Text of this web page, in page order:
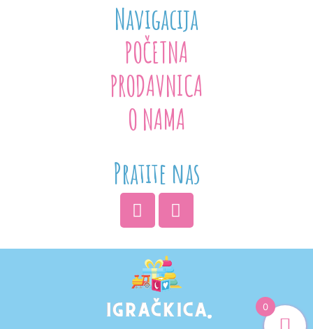
Navigacija
POČETNA
PRODAVNICA
O NAMA
Pratite nas
0